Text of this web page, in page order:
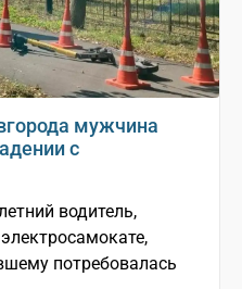
мужчина
с
водитель,
потребовалась